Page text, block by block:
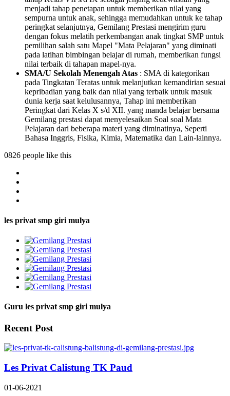
menjadi tahap penetapan untuk memberikan nilai yang
sempurna untuk anak, sehingga memudahkan untuk ke tahap
peringkat selanjutnya, Gemilang Prestasi mengirim guru
dengan fokus melatih perkembangan anak tingkat SMP untuk
pemilihan salah satu Mapel "Mata Pelajaran" yang diminati
pada latihan bimbingan belajar di rumah, memberikan fungsi
nilai terbaik di tahapan mapel-nya.
SMA/U Sekolah Menengah Atas : SMA di kategorikan
pada Tingkatan Teratas untuk melanjutkan kemandirian sesuai
kepribadian yang baik dan nilai yang terbaik untuk masuk
dunia kerja saat kelulusannya, Tahap ini memberikan
Peringkat dari Kelas X s/d XII. yang manda belajar bersama
Gemilang prestasi dapat menyelesaikan Soal soal Mata
Pelajaran dari beberapa materi yang diminatinya, Seperti
Bahasa Inggris, Fisika, Kimia, Matematika dan Lain-lainnya.
0826 people like this
les privat smp giri mulya
Guru les privat smp giri mulya
Recent Post
Les Privat Calistung TK Paud
01-06-2021